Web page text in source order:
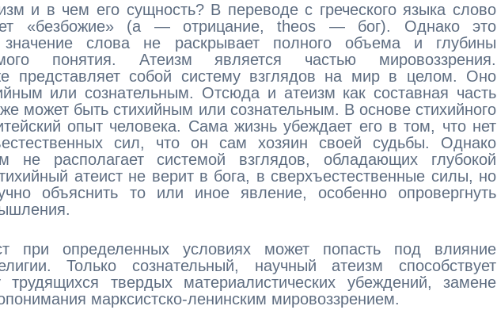
и в чем его сущность? В переводе с греческого языка слово
«безбожие» (а — отрицание, theos — бог). Однако это
значение слова не раскрывает полного объема и глубины
понятия. Атеизм является частью мировоззрения.
представляет собой систему взглядов на мир в целом. Оно
или сознательным. Отсюда и атеизм как составная часть
может быть стихийным или сознательным. В основе стихийного
опыт человека. Сама жизнь убеждает его в том, что нет
сил, что он сам хозяин своей судьбы. Однако
не располагает системой взглядов, обладающих глубокой
атеист не верит в бога, в сверхъестественные силы, но
объяснить то или иное явление, особенно опровергнуть
при определенных условиях может попасть под влияние
Только сознательный, научный атеизм способствует
твердых материалистических убеждений, замене
марксистско-ленинским мировоззрением.